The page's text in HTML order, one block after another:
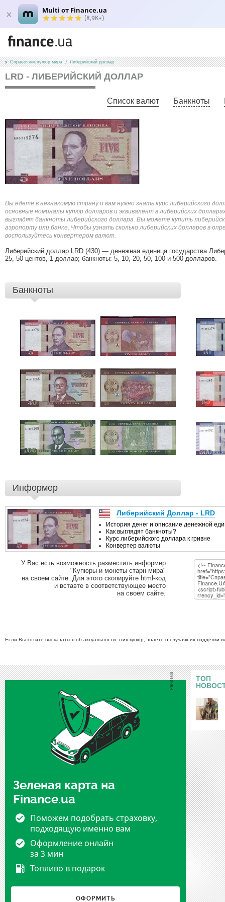
Multi от Finance.ua
(8,9K+)
Справочник купюр мира Либерийский доллар
LRD - ЛИБЕРИЙСКИЙ ДОЛЛАР
Список валют Банкноты
Вы едете в незнакомую страну и вам нужно знать курс либерийского
основные номиналы купюр долларов и эквивалент в либерийских
выглядят банкноты либерийского доллара. Вы можете купить
аэропорту или банке. Чтобы узнать сколько либерийских долларов в
воспользуйтесь конвертером валют.
Либерийский доллар LRD (430) — денежная единица государства
25, 50 центов, 1 доллар; банкноты: 5, 10, 20, 50, 100 и 500 долларов.
Банкноты
Информер
У Вас есть возможность разместить информер
"Купюры и монеты старн мира"
на своем сайте. Для этого скопируйте html-код
и вставте в соответствующее место
на своем сайте.
Если Вы хотите высказаться об актуальности этих купюр, знаете о случаях их
Зеленая карта на
Finance.ua
Поможем подобрать страховку,
подходящую именно вам
Оформление онлайн
за 3 мин
Топливо в подарок
ОФОРМИТЬ
ТОП